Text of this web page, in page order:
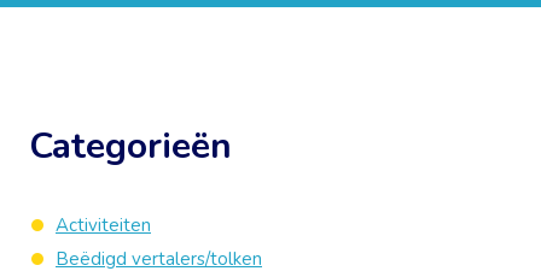
Categorieën
Activiteiten
Beëdigd vertalers/tolken